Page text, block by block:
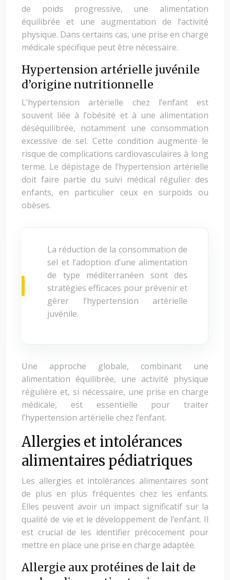
de poids progressive, une alimentation
équilibrée et une augmentation de l’activité
physique. Dans certains cas, une prise en charge
médicale spécifique peut être nécessaire.
Hypertension artérielle juvénile
d’origine nutritionnelle
L’hypertension artérielle chez l’enfant est
souvent liée à l’obésité et à une alimentation
déséquilibrée, notamment une consommation
excessive de sel. Cette condition augmente le
risque de complications cardiovasculaires à long
terme. Le dépistage de l’hypertension artérielle
doit faire partie du suivi médical régulier des
enfants, en particulier ceux en surpoids ou
obèses.
La réduction de la consommation de
sel et l’adoption d’une alimentation
de type méditerranéen sont des
stratégies efficaces pour prévenir et
gérer l’hypertension artérielle
juvénile.
Une approche globale, combinant une
alimentation équilibrée, une activité physique
régulière et, si nécessaire, une prise en charge
médicale, est essentielle pour traiter
l’hypertension artérielle chez l’enfant.
Allergies et intolérances
alimentaires pédiatriques
Les allergies et intolérances alimentaires sont
de plus en plus fréquentes chez les enfants.
Elles peuvent avoir un impact significatif sur la
qualité de vie et le développement de l’enfant. Il
est crucial de les identifier précocement pour
mettre en place une prise en charge adaptée.
Allergie aux protéines de lait de